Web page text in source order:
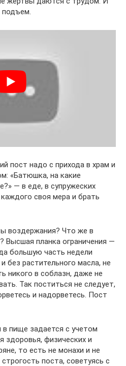
подъем.
пост надо с прихода в храм и
«Батюшка, на какие
— в еде, в супружеских
своя мера и брать
воздержания? Что же в
Высшая планка ограничения —
большую часть недели
без растительного масла, не
никого в соблазн, даже не
Так поститься не следует,
и надорветесь. Пост
в пище задается с учетом
здоровья, физических и
то есть не монахи и не
поста, советуясь с